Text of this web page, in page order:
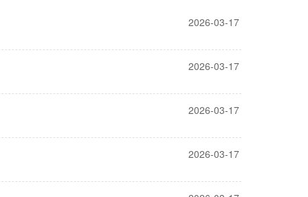
2026-03-17
2026-03-17
2026-03-17
2026-03-17